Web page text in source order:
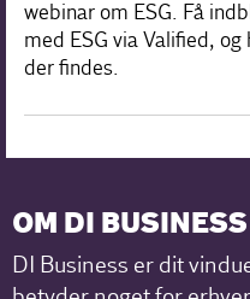
webinar om ESG. Få
med ESG via Valified,
der findes.
OM DI BUSINESS
DI Business er dit